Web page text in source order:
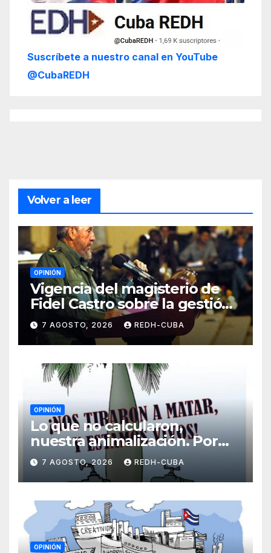
Suscríbete a nuestro canal en YouTube
@CubaREDH
Volver a leer
OPINIÓN
Vigencia del magisterio de
Fidel Castro sobre la gestión
del liderazgo revolucionario.
Por Jorge Luís Guach Estévez
7 AGOSTO, 2026 REDH-CUBA
OPINIÓN
Lo que no calcularon,
nuestra animalización. Por
Laidi Fernández de Juan
7 AGOSTO, 2026 REDH-CUBA
OPINIÓN